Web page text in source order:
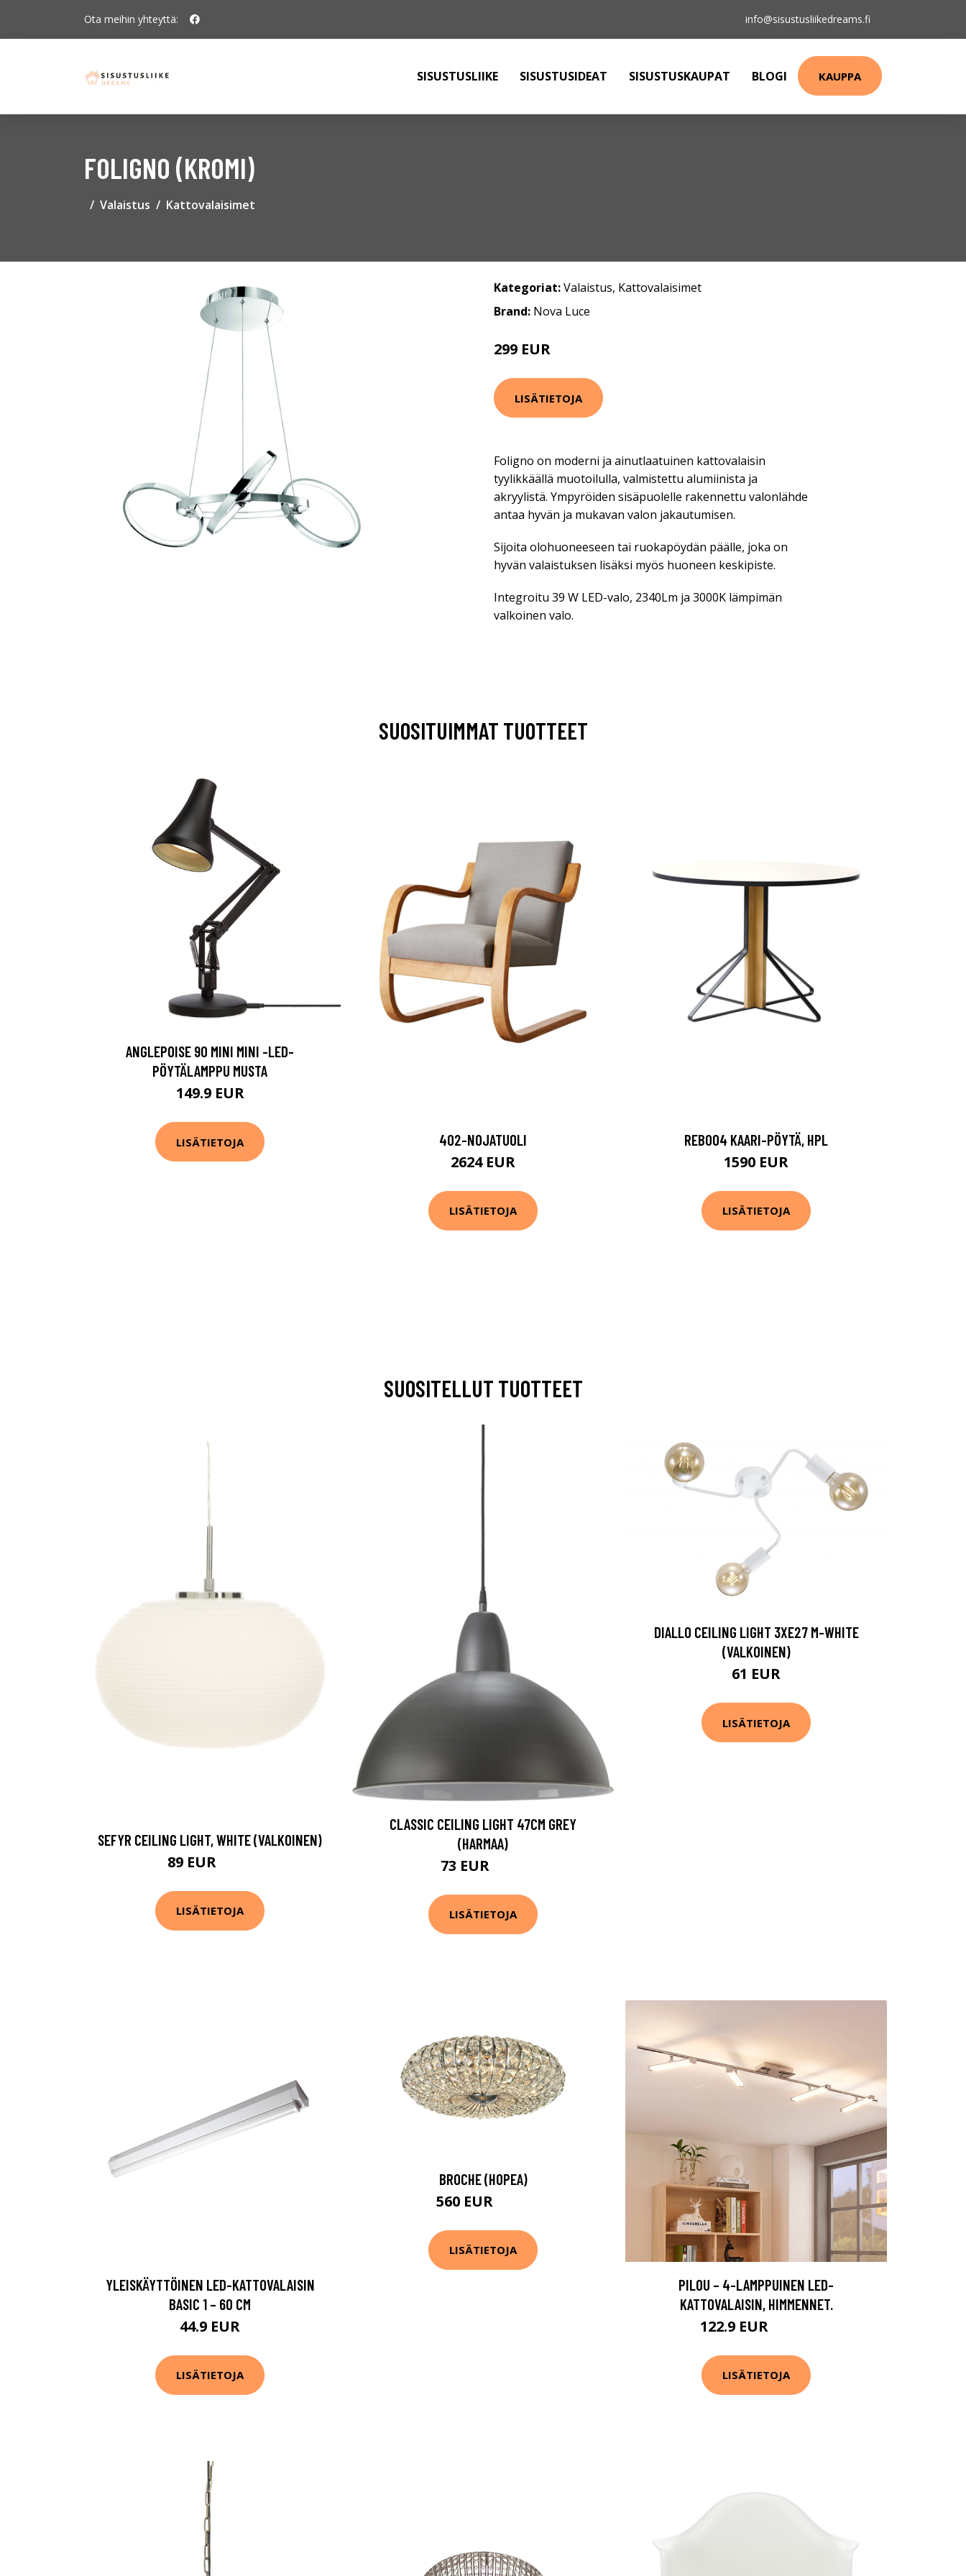
Ota meihin yhteyttä: info@sisustusliikedreams.fi
SISUSTUSLIIKE SISUSTUSIDEAT SISUSTUSKAUPAT BLOGI KAUPPA
FOLIGNO (KROMI)
Valaistus Kattovalaisimet
Kategoriat:Valaistus, Kattovalaisimet
Brand: Nova Luce
299 EUR
LISÄTIETOJA
Foligno on moderni ja ainutlaatuinen kattovalaisin
tyylikkäällä muotoilulla, valmistettu alumiinista ja
akryylistä. Ympyröiden sisäpuolelle rakennettu valonlähde
antaa hyvän ja mukavan valon jakautumisen.
Sijoita olohuoneeseen tai ruokapöydän päälle, joka on
hyvän valaistuksen lisäksi myös huoneen keskipiste.
Integroitu 39 W LED-valo, 2340Lm ja 3000K lämpimän
valkoinen valo.
SUOSITUIMMAT TUOTTEET
ANGLEPOISE 90 MINI MINI -LED-
PÖYTÄLAMPPU MUSTA
149.9 EUR
LISÄTIETOJA 402-NOJATUOLI
2624 EUR
LISÄTIETOJA
REB004 KAARI-PÖYTÄ, HPL
1590 EUR
LISÄTIETOJA
SUOSITELLUT TUOTTEET
SEFYR CEILING LIGHT, WHITE (VALKOINEN)
89 EUR
LISÄTIETOJA
CLASSIC CEILING LIGHT 47CM GREY
(HARMAA)
73 EUR
LISÄTIETOJA
DIALLO CEILING LIGHT 3XE27 M-WHITE
(VALKOINEN)
61 EUR
LISÄTIETOJA
YLEISKÄYTTÖINEN LED-KATTOVALAISIN
BASIC 1 – 60 CM
44.9 EUR
LISÄTIETOJA
BROCHE (HOPEA)
560 EUR
LISÄTIETOJA
PILOU – 4-LAMPPUINEN LED-
KATTOVALAISIN, HIMMENNET.
122.9 EUR
LISÄTIETOJA